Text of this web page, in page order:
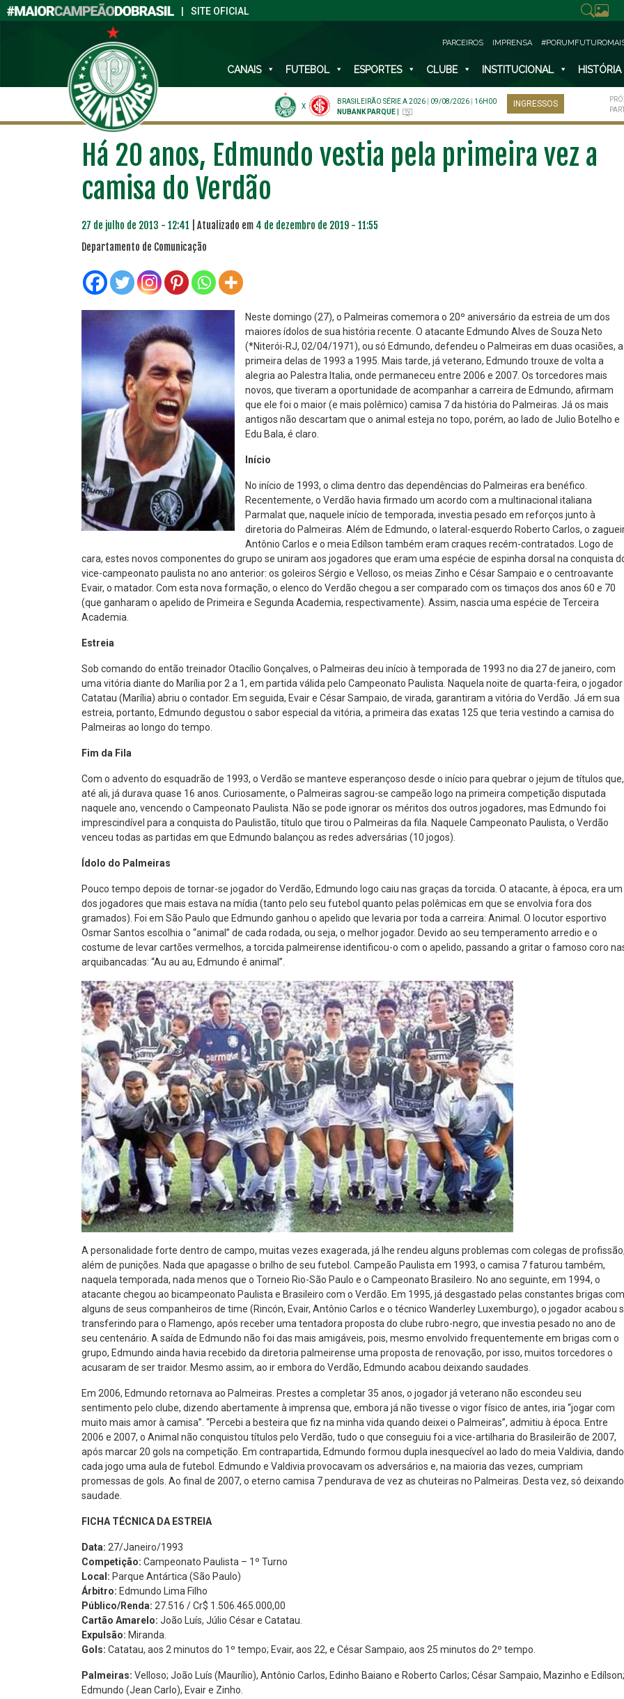
SITE OFICIAL
PARCEIROS IMPRENSA
CANAIS FUTEBOL ESPORTES CLUBE INSTITUCIONAL HISTÓRIA
X
BRASILEIRÃO SÉRIE A 2026 09/08/2026
16H00
NUBANK PARQUE
INGRESSOS
Há 20 anos, Edmundo vestia pela primeira vez a
camisa do Verdão
27 de julho de 2013 - 12:41 | Atualizado em 4 de dezembro de 2019 - 11:55
Departamento de Comunicação
Neste domingo (27), o Palmeiras comemora o 20º aniversário da estreia de um dos
maiores ídolos de sua história recente. O atacante Edmundo Alves de Souza Neto
(*Niterói-RJ, 02/04/1971), ou só Edmundo, defendeu o Palmeiras em duas ocasiões, a
primeira delas de 1993 a 1995. Mais tarde, já veterano, Edmundo trouxe de volta a
alegria ao Palestra Italia, onde permaneceu entre 2006 e 2007. Os torcedores mais
novos, que tiveram a oportunidade de acompanhar a carreira de Edmundo, afirmam
que ele foi o maior (e mais polêmico) camisa 7 da história do Palmeiras. Já os mais
antigos não descartam que o animal esteja no topo, porém, ao lado de Julio Botelho e
Edu Bala, é claro.
Início
No início de 1993, o clima dentro das dependências do Palmeiras era benéfico.
Recentemente, o Verdão havia firmado um acordo com a multinacional italiana
Parmalat que, naquele início de temporada, investia pesado em reforços junto à
diretoria do Palmeiras. Além de Edmundo, o lateral-esquerdo Roberto Carlos, o
Antônio Carlos e o meia Edílson também eram craques recém-contratados. Logo de
cara, estes novos componentes do grupo se uniram aos jogadores que eram uma espécie de espinha dorsal na conquista
vice-campeonato paulista no ano anterior: os goleiros Sérgio e Velloso, os meias Zinho e César Sampaio e o centroavante
Evair, o matador. Com esta nova formação, o elenco do Verdão chegou a ser comparado com os timaços dos anos 60 e 70
(que ganharam o apelido de Primeira e Segunda Academia, respectivamente). Assim, nascia uma espécie de Terceira
Academia.
Estreia
Sob comando do então treinador Otacílio Gonçalves, o Palmeiras deu início à temporada de 1993 no dia 27 de janeiro, com
uma vitória diante do Marília por 2 a 1, em partida válida pelo Campeonato Paulista. Naquela noite de quarta-feira, o jogador
Catatau (Marília) abriu o contador. Em seguida, Evair e César Sampaio, de virada, garantiram a vitória do Verdão. Já em sua
estreia, portanto, Edmundo degustou o sabor especial da vitória, a primeira das exatas 125 que teria vestindo a camisa do
Palmeiras ao longo do tempo.
Fim da Fila
Com o advento do esquadrão de 1993, o Verdão se manteve esperançoso desde o início para quebrar o jejum de títulos que,
até ali, já durava quase 16 anos. Curiosamente, o Palmeiras sagrou-se campeão logo na primeira competição disputada
naquele ano, vencendo o Campeonato Paulista. Não se pode ignorar os méritos dos outros jogadores, mas Edmundo foi
imprescindível para a conquista do Paulistão, título que tirou o Palmeiras da fila. Naquele Campeonato Paulista, o Verdão
venceu todas as partidas em que Edmundo balançou as redes adversárias (10 jogos).
Ídolo do Palmeiras
Pouco tempo depois de tornar-se jogador do Verdão, Edmundo logo caiu nas graças da torcida. O atacante, à época, era um
dos jogadores que mais estava na mídia (tanto pelo seu futebol quanto pelas polêmicas em que se envolvia fora dos
gramados). Foi em São Paulo que Edmundo ganhou o apelido que levaria por toda a carreira: Animal. O locutor esportivo
Osmar Santos escolhia o “animal” de cada rodada, ou seja, o melhor jogador. Devido ao seu temperamento arredio e o
costume de levar cartões vermelhos, a torcida palmeirense identificou-o com o apelido, passando a gritar o famoso coro
arquibancadas: “Au au au, Edmundo é animal”.
A personalidade forte dentro de campo, muitas vezes exagerada, já lhe rendeu alguns problemas com colegas de
além de punições. Nada que apagasse o brilho de seu futebol. Campeão Paulista em 1993, o camisa 7 faturou também,
naquela temporada, nada menos que o Torneio Rio-São Paulo e o Campeonato Brasileiro. No ano seguinte, em 1994, o
atacante chegou ao bicampeonato Paulista e Brasileiro com o Verdão. Em 1995, já desgastado pelas constantes brigas com
alguns de seus companheiros de time (Rincón, Evair, Antônio Carlos e o técnico Wanderley Luxemburgo), o jogador acabou
transferindo para o Flamengo, após receber uma tentadora proposta do clube rubro-negro, que investia pesado no ano de
seu centenário. A saída de Edmundo não foi das mais amigáveis, pois, mesmo envolvido frequentemente em brigas com o
grupo, Edmundo ainda havia recebido da diretoria palmeirense uma proposta de renovação, por isso, muitos torcedores o
acusaram de ser traidor. Mesmo assim, ao ir embora do Verdão, Edmundo acabou deixando saudades.
Em 2006, Edmundo retornava ao Palmeiras. Prestes a completar 35 anos, o jogador já veterano não escondeu seu
sentimento pelo clube, dizendo abertamente à imprensa que, embora já não tivesse o vigor físico de antes, iria “jogar com
muito mais amor à camisa”. “Percebi a besteira que fiz na minha vida quando deixei o Palmeiras”, admitiu à época. Entre
2006 e 2007, o Animal não conquistou títulos pelo Verdão, tudo o que conseguiu foi a vice-artilharia do Brasileirão de 2007,
após marcar 20 gols na competição. Em contrapartida, Edmundo formou dupla inesquecível ao lado do meia Valdivia,
cada jogo uma aula de futebol. Edmundo e Valdivia provocavam os adversários e, na maioria das vezes, cumpriam
promessas de gols. Ao final de 2007, o eterno camisa 7 pendurava de vez as chuteiras no Palmeiras. Desta vez, só deixando
saudade.
FICHA TÉCNICA DA ESTREIA
Data: 27/Janeiro/1993
Competição: Campeonato Paulista – 1º Turno
Local: Parque Antártica (São Paulo)
Árbitro: Edmundo Lima Filho
Público/Renda: 27.516 / Cr$ 1.506.465.000,00
Cartão Amarelo: João Luís, Júlio César e Catatau.
Expulsão: Miranda.
Gols: Catatau, aos 2 minutos do 1º tempo; Evair, aos 22, e César Sampaio, aos 25 minutos do 2º tempo.
Palmeiras: Velloso; João Luís (Maurílio), Antônio Carlos, Edinho Baiano e Roberto Carlos; César Sampaio, Mazinho e Edílson;
Edmundo (Jean Carlo), Evair e Zinho.
PLANO PRATA
46